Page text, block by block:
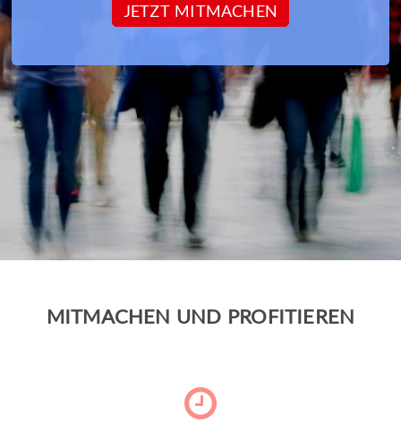
JETZT MITMACHEN
MITMACHEN UND PROFITIEREN